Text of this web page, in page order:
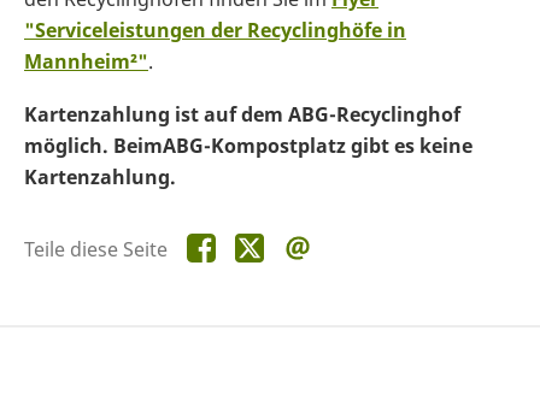
"Serviceleistungen der Recyclinghöfe in
Mannheim²".
Kartenzahlung ist auf dem ABG-Recyclinghof
möglich. BeimABG-Kompostplatz gibt es keine
Kartenzahlung.
Teile diese Seite Teile
diese
Teile
diese